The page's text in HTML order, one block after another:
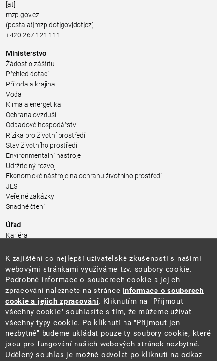
[at]
mzp.gov.cz
(posta[at]mzp[dot]gov[dot]cz)
+420 267 121 111
Ministerstvo
Žádost o záštitu
Přehled dotací
Příroda a krajina
Voda
Klima a energetika
Ochrana ovzduší
Odpadové hospodářství
Rizika pro životní prostředí
Stav životního prostředí
Environmentální nástroje
Udržitelný rozvoj
Ekonomické nástroje na ochranu životního prostředí
JES
Veřejné zakázky
Snadné čtení
Úřad
Kariéra
Pro média a veřejnost
Povinně zveřejňované informace
Kontakty
Přistupnost budovy úřadu MŽP
(PDF, 204 kB)
Web
Aktuality
Ochrana osobních údajů
Prohlášení o přístupnosti
Zásady používání cookies
Mapa webu
K zajištění co nejlepší uživatelské zkušenosti s našimi
webovými stránkami využíváme tzv. soubory cookie.
Podrobné informace o souborech cookie a jejich
zpracování naleznete na stránce Informace o souborech
cookie a jejich zpracování. Kliknutím na "Přijmout
všechny cookie" souhlasíte s tím, že můžeme užívat
všechny typy cookie. Po kliknutí na "Přijmout jen
nezbytné" budeme ukládat pouze ty soubory cookie, které
jsou pro fungování našich webových stránek nezbytné.
Udělený souhlas je možné odvolat po kliknutí na odkaz